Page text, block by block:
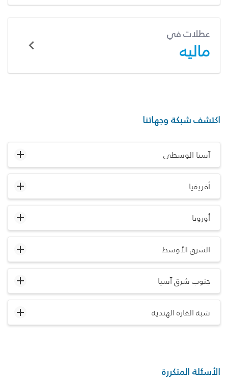
عطلات في
ماليه
اكتشف شبكة وجهاتنا
آسيا الوسطى
أفريقيا
أوروبا
الشرق الأوسط
جنوب شرق آسيا
شبه القارة الهندية
الأسئلة المتكررة